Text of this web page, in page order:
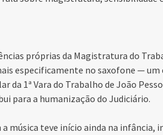
próprias da Magistratura do
especificamente no saxofone — um
da 1ª Vara do Trabalho de João
para a humanização do Judiciário.
música teve início ainda na infância,